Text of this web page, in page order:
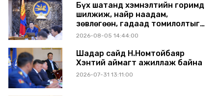
Бүх шатанд хэмнэлтийн горимд
шилжиж, найр наадам,
зөвлөгөөн, гадаад томилолтыг
хориглолоо
2026-08-05 14:44:00
Шадар сайд Н.Номтойбаяр
Хэнтий аймагт ажиллаж байна
2026-07-31 13:11:00